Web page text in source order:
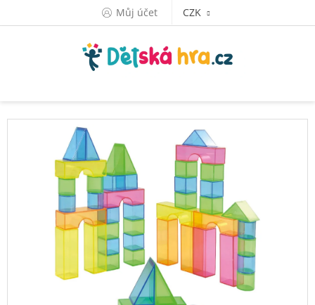
Můj účet CZK